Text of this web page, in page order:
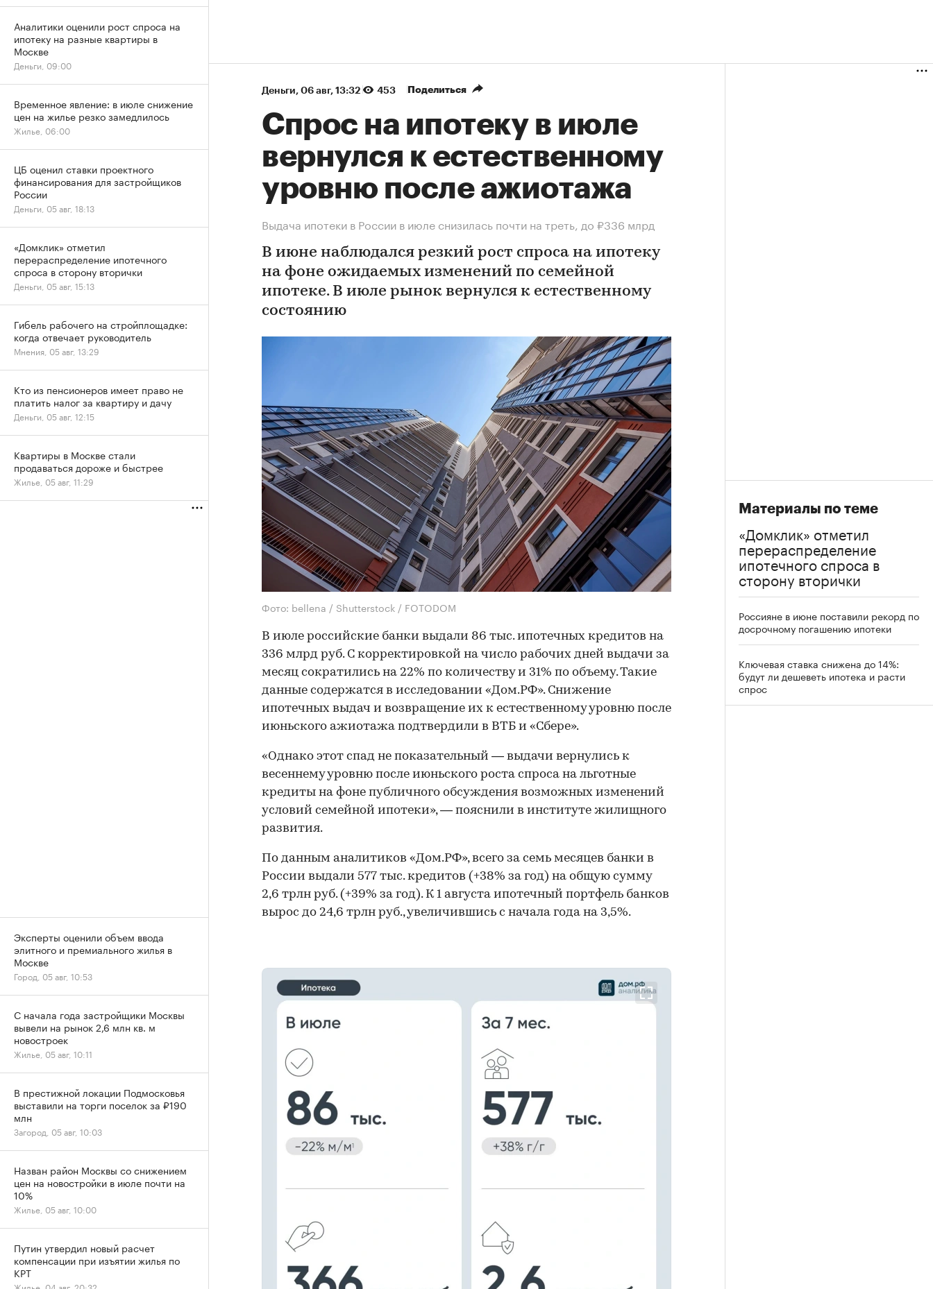
Деньги⁠, 06 авг, 13:32 453 Поделиться
Спрос на ипотеку в июле
вернулся к естественному
уровню после ажиотажа
Выдача ипотеки в России в июле снизилась почти на треть, до ₽336 млрд
В июне наблюдался резкий рост спроса на ипотеку
на фоне ожидаемых изменений по семейной
ипотеке. В июле рынок вернулся к естественному
состоянию
Фото: bellena / Shutterstock / FOTODOM
В июле российские банки выдали 86 тыс. ипотечных кредитов на
336 млрд руб. С корректировкой на число рабочих дней выдачи за
месяц сократились на 22% по количеству и 31% по объему. Такие
данные содержатся в исследовании «Дом.РФ». Снижение
ипотечных выдач и возвращение их к естественному уровню после
июньского ажиотажа подтвердили в ВТБ и «Сбере».
«Однако этот спад не показательный — выдачи вернулись к
весеннему уровню после июньского роста спроса на льготные
кредиты на фоне публичного обсуждения возможных изменений
условий семейной ипотеки», — пояснили в институте жилищного
развития.
По данным аналитиков «Дом.РФ», всего за семь месяцев банки в
России выдали 577 тыс. кредитов (+38% за год) на общую сумму
2,6 трлн руб. (+39% за год). К 1 августа ипотечный портфель банков
вырос до 24,6 трлн руб., увеличившись с начала года на 3,5%.
00:00
Материалы по теме
«Домклик» отметил
перераспределение
ипотечного спроса в
сторону вторички
Россияне в июне поставили рекорд по
досрочному погашению ипотеки
Ключевая ставка снижена до 14%:
будут ли дешеветь ипотека и расти
спрос
Аналитики оценили рост спроса на
ипотеку на разные квартиры в
Москве
Деньги, 09:00
Временное явление: в июле снижение
цен на жилье резко замедлилось
Жилье, 06:00
ЦБ оценил ставки проектного
финансирования для застройщиков
России
Деньги, 05 авг, 18:13
«Домклик» отметил
перераспределение ипотечного
спроса в сторону вторички
Деньги, 05 авг, 15:13
Гибель рабочего на стройплощадке:
когда отвечает руководитель
Мнения, 05 авг, 13:29
Кто из пенсионеров имеет право не
платить налог за квартиру и дачу
Деньги, 05 авг, 12:15
Квартиры в Москве стали
продаваться дороже и быстрее
Жилье, 05 авг, 11:29
Эксперты оценили объем ввода
элитного и премиального жилья в
Москве
Город, 05 авг, 10:53
С начала года застройщики Москвы
вывели на рынок 2,6 млн кв. м
новостроек
Жилье, 05 авг, 10:11
В престижной локации Подмосковья
выставили на торги поселок за ₽190
млн
Загород, 05 авг, 10:03
Назван район Москвы со снижением
цен на новостройки в июле почти на
10%
Жилье, 05 авг, 10:00
Путин утвердил новый расчет
компенсации при изъятии жилья по
КРТ